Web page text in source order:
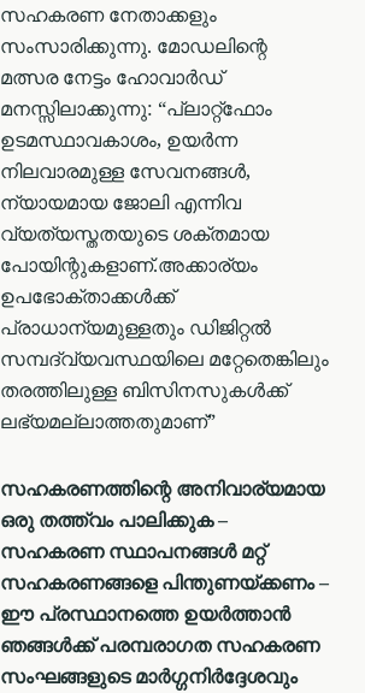
സഹകരണ നേതാക്കളും
സംസാരിക്കുന്നു. മോഡലിന്റെ
മത്സര നേട്ടം ഹോവാർഡ്
മനസ്സിലാക്കുന്നു: “പ്ലാറ്റ്ഫോം
ഉടമസ്ഥാവകാശം, ഉയർന്ന
നിലവാരമുള്ള സേവനങ്ങൾ,
ന്യായമായ ജോലി എന്നിവ
വ്യത്യസ്തതയുടെ ശക്തമായ
പോയിന്റുകളാണ്.അക്കാര്യം
ഉപഭോക്താക്കൾക്ക്
പ്രാധാന്യമുള്ളതും ഡിജിറ്റൽ
സമ്പദ്‌വ്യവസ്ഥയിലെ മറ്റേതെങ്കിലും
തരത്തിലുള്ള ബിസിനസുകൾക്ക്
ലഭ്യമല്ലാത്തതുമാണ്”
സഹകരണത്തിന്റെ അനിവാര്യമായ
ഒരു തത്ത്വം പാലിക്കുക –
സഹകരണ സ്ഥാപനങ്ങൾ മറ്റ്
സഹകരണങ്ങളെ പിന്തുണയ്ക്കണം –
ഈ പ്രസ്ഥാനത്തെ ഉയർത്താൻ
ഞങ്ങൾക്ക് പരമ്പരാഗത സഹകരണ
സംഘങ്ങളുടെ മാർഗ്ഗനിർദ്ദേശവും